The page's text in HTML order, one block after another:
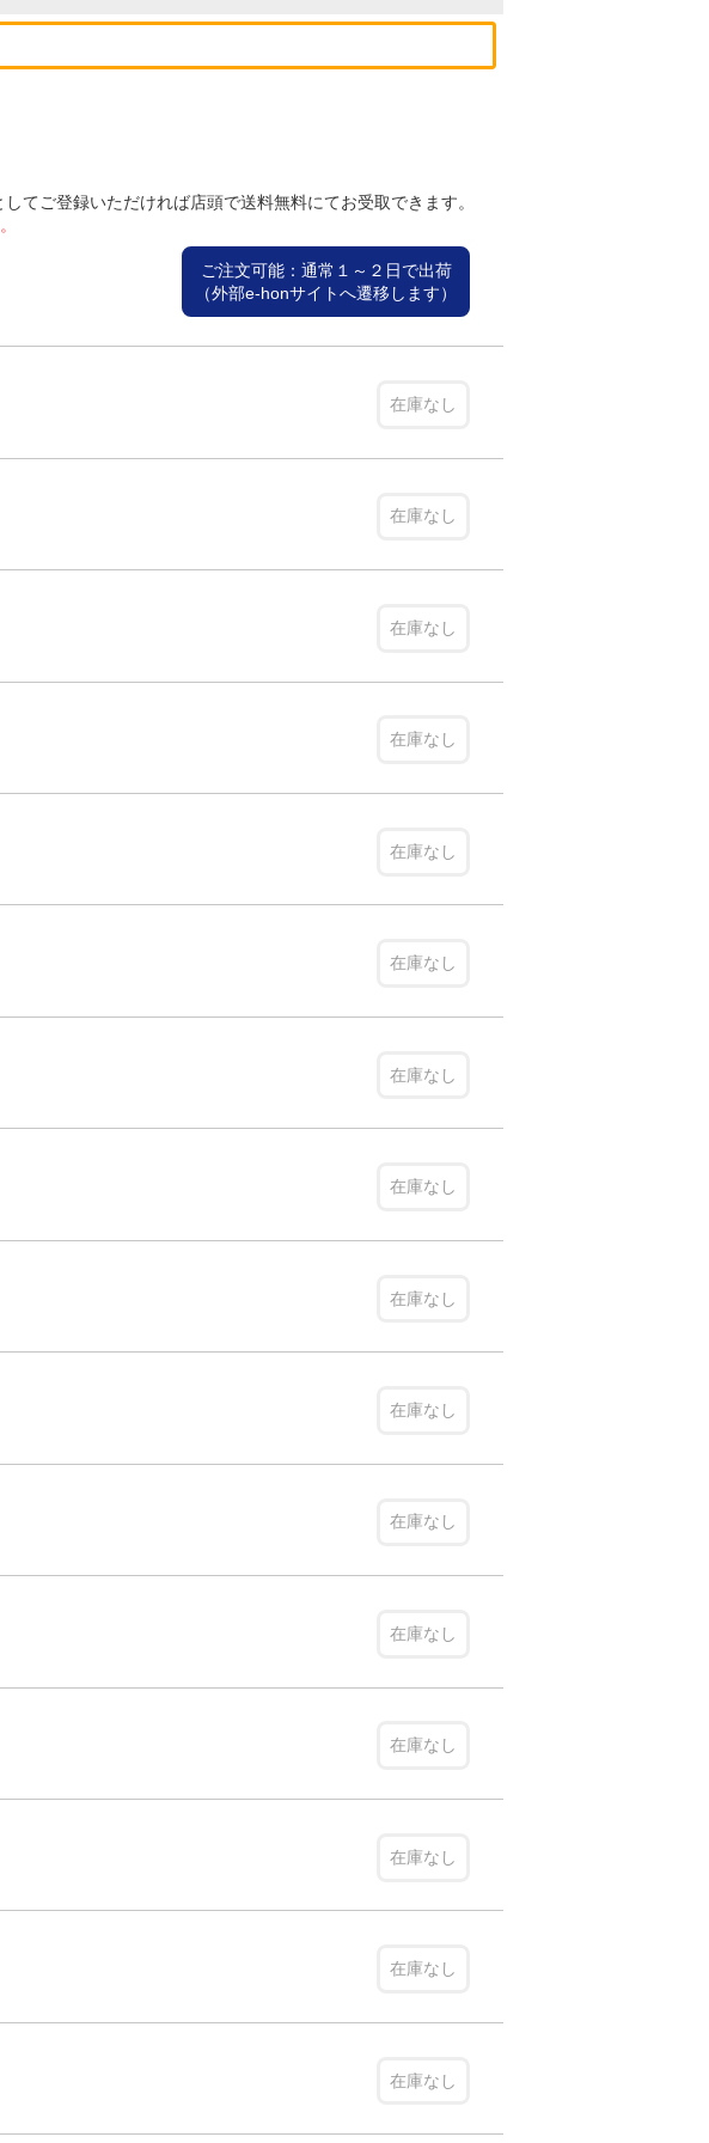
てご登録いただければ店頭で送料無料にてお受取できます。
ご注文可能：通常１～２日で出荷
（外部e-honサイトへ遷移します）
在庫なし
在庫なし
在庫なし
在庫なし
在庫なし
在庫なし
在庫なし
在庫なし
在庫なし
在庫なし
在庫なし
在庫なし
在庫なし
在庫なし
在庫なし
在庫なし